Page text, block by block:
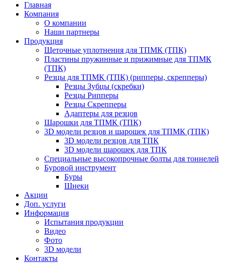
Главная
Компания
О компании
Наши партнеры
Продукция
Щеточные уплотнения для ТПМК (ТПК)
Пластины пружинные и прижимные для ТПМК
(ТПК)
Резцы для ТПМК (ТПК) (рипперы, скрепперы)
Резцы Зубцы (скребки)
Резцы Рипперы
Резцы Скрепперы
Адаптеры для резцов
Шарошки для ТПМК (ТПК)
3D модели резцов и шарошек для ТПМК (ТПК)
3D модели резцов для ТПК
3D модели шарошек для ТПК
Специальные высокопрочные болты для тоннелей
Буровой инструмент
Буры
Шнеки
Акции
Доп. услуги
Информация
Испытания продукции
Видео
Фото
3D модели
Контакты